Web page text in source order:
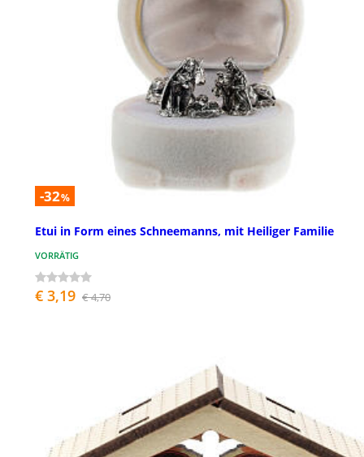
-32%
Etui in Form eines Schneemanns, mit Heiliger Familie
VORRÄTIG
€ 3,19 € 4,70